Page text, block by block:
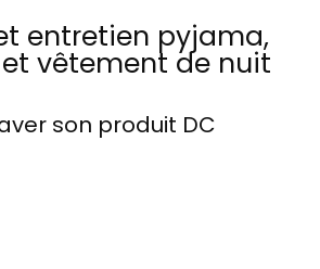
entretien pyjama,
vêtement de nuit
son produit DC